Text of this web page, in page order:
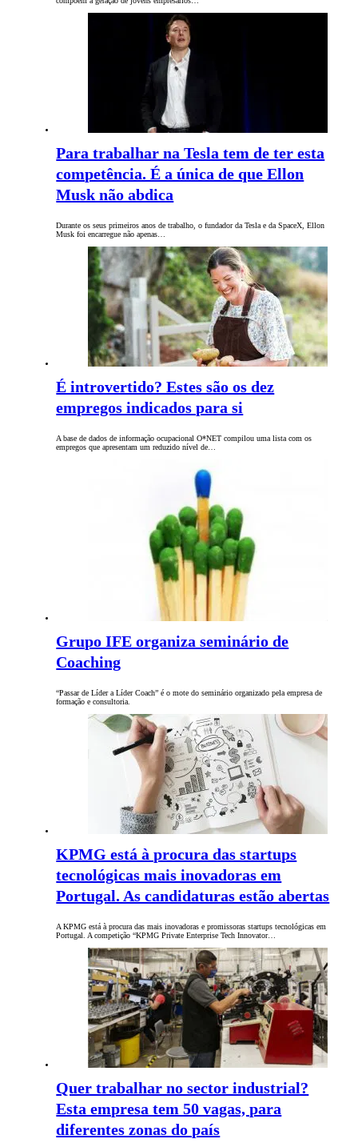
Para trabalhar na Tesla tem de ter esta
competência. É a única de que Ellon
Musk não abdica
Durante os seus primeiros anos de trabalho, o fundador da Tesla e da SpaceX, Ellon
Musk foi encarregue não apenas…
É introvertido? Estes são os dez
empregos indicados para si
A base de dados de informação ocupacional O*NET compilou uma lista com os
empregos que apresentam um reduzido nível de…
Grupo IFE organiza seminário de
Coaching
“Passar de Líder a Líder Coach” é o mote do seminário organizado pela empresa de
formação e consultoria.
KPMG está à procura das startups
tecnológicas mais inovadoras em
Portugal. As candidaturas estão abertas
A KPMG está à procura das mais inovadoras e promissoras startups tecnológicas em
Portugal. A competição “KPMG Private Enterprise Tech Innovator…
Quer trabalhar no sector industrial?
Esta empresa tem 50 vagas, para
diferentes zonas do país